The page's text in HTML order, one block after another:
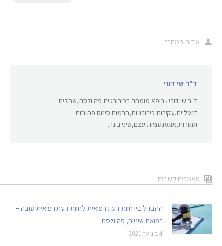
אודות המחבר
ד"ר שי דורי
ד"ר שי דורי - רופא מומחה בכירורגיית פה ולסת,שתלים
דנטליים,עקירות כירורגיות,הרמות סינוס פתוחות
וסגורות,אוגמנטציות עצם,שיני בינה.
מאמרים קשורים
ההבדל בין חוות דעת רפואית לחוות דעת רפואית טובה –
רפואת שיניים, פה ולסת
4 בינואר 2021